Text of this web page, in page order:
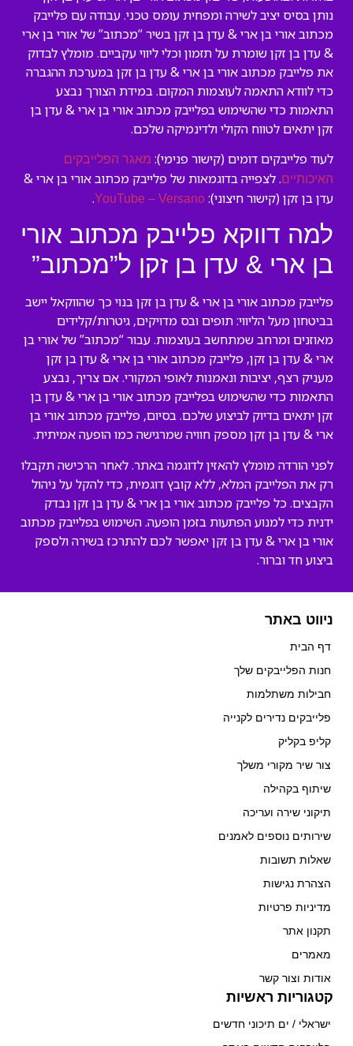
נותן בסיס יציב לשירה ומפחית עומס טכני. עבודה עם פלייבק
מכתוב אורי בן ארי & עדן בן זקן בשיר “מכתוב” של אורי בן ארי
& עדן בן זקן שומרת על תזמון וכלי ליווי עקביים. מומלץ לבדוק
את פלייבק מכתוב אורי בן ארי & עדן בן זקן במערכת ההגברה
כדי לוודא התאמה לעוצמות המקום. במידת הצורך נבצע
התאמות כדי שהשימוש בפלייבק מכתוב אורי בן ארי & עדן בן
זקן יתאים לטווח הקולי ולדינמיקה שלכם.
לעוד פלייבקים דומים (קישור פנימי): מאגר הפלייבקים
האיכותיים. לצפייה בדוגמאות של פלייבק מכתוב אורי בן ארי &
עדן בן זקן (קישור חיצוני): YouTube – Versano
.
למה דווקא פלייבק מכתוב אורי
בן ארי & עדן בן זקן ל”מכתוב”
פלייבק מכתוב אורי בן ארי & עדן בן זקן בנוי כך שהווקאל יישב
בביטחון מעל הליווי: תופים ובס מדויקים, גיטרות/קלידים
מאוזנים ומרחב שמתחשב בעוצמות. עבור “מכתוב” של אורי בן
ארי & עדן בן זקן, פלייבק מכתוב אורי בן ארי & עדן בן זקן
מעניק רצף, יציבות ונאמנות לאופי המקורי. אם צריך, נבצע
התאמות כדי שהשימוש בפלייבק מכתוב אורי בן ארי & עדן בן
זקן יתאים בדיוק לביצוע שלכם. בסיום, פלייבק מכתוב אורי בן
ארי & עדן בן זקן מספק חוויה שמרגישה כמו הופעה אמיתית.
לפני הורדה מומלץ להאזין לדוגמה באתר. לאחר הרכישה תקבלו
רק את הפלייבק המלא, ללא קובץ דוגמית, כדי להקל על ניהול
הקבצים. כל פלייבק מכתוב אורי בן ארי & עדן בן זקן נבדק
ידנית כדי למנוע הפתעות בזמן הופעה. השימוש בפלייבק מכתוב
אורי בן ארי & עדן בן זקן יאפשר לכם להתרכז בשירה ולספק
ביצוע חד וברור.
ניווט באתר
דף הבית
חנות הפלייבקים שלך
חבילות משתלמות
פלייבקים נדירים לקנייה
קליפ בקליק
צור שיר מקורי משלך
שיתוף בקהילה
תיקוני שירה ועריכה
שירותים נוספים לאמנים
שאלות תשובות
הצהרת נגישות
מדיניות פרטיות
תקנון אתר
מאמרים
אודות וצור קשר
קטגוריות ראשיות
ישראלי / ים תיכוני חדשים